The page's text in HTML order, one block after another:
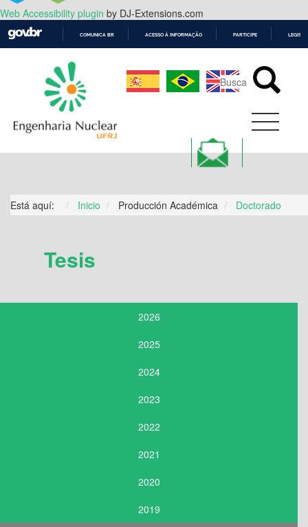
Web Accessibility plugin by DJ-Extensions.com
CONTEÚDO
COMUNICA BR ACESSO À INFORMAÇÃO PARTICIPE
Está aquí: Inicio Producción Académica Doctorado
Tesis
2026
2025
2024
2023
2022
2021
2020
2019